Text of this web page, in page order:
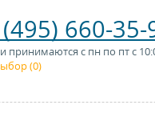
660-35-
принимаются с пн по пт с
(0)